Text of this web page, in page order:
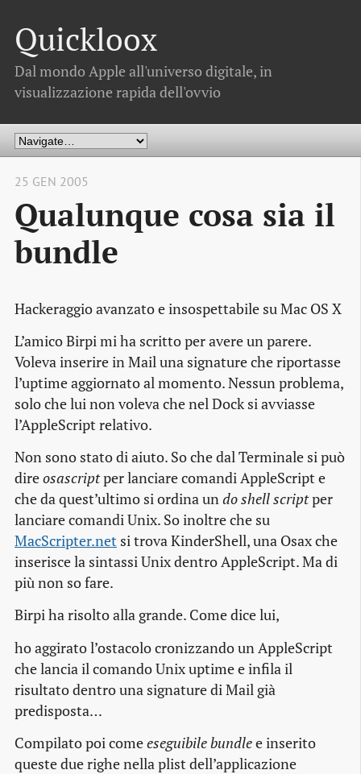
Quickloox
Dal mondo Apple all'universo digitale, in
visualizzazione rapida dell'ovvio
25 GEN 2005
Qualunque cosa sia il
bundle
Hackeraggio avanzato e insospettabile su Mac OS X
L’amico Birpi mi ha scritto per avere un parere.
Voleva inserire in Mail una signature che riportasse
l’uptime aggiornato al momento. Nessun problema,
solo che lui non voleva che nel Dock si avviasse
l’AppleScript relativo.
Non sono stato di aiuto. So che dal Terminale si può
direosascriptper lanciare comandi AppleScript e
che da quest’ultimo si ordina undo shell scriptper
lanciare comandi Unix. So inoltre che su
MacScripter.net si trova KinderShell, una Osax che
inserisce la sintassi Unix dentro AppleScript. Ma di
più non so fare.
Birpi ha risolto alla grande. Come dice lui,
ho aggirato l’ostacolo cronizzando un AppleScript
che lancia il comando Unix uptime e infila il
risultato dentro una signature di Mail già
predisposta…
Compilato poi comeeseguibile bundlee inserito
queste due righe nella plist dell’applicazione